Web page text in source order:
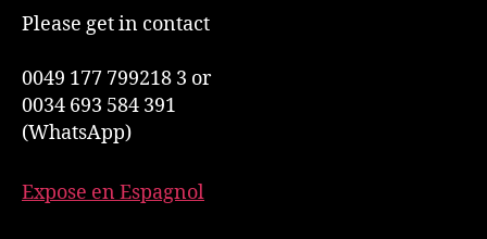
Please get in contact
0049 177 799218 3 or
0034 693 584 391
(WhatsApp)
Expose en Espagnol